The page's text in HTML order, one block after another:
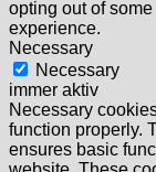
opting out of
experience.
Necessary
Necessary
immer aktiv
Necessary
function properly.
ensures basic